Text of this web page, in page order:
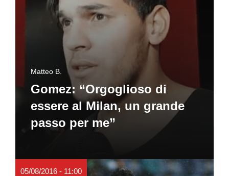
Matteo B.
Gomez: “Orgoglioso di
essere al Milan, un grande
passo per me”
05/08/2016 - 11:00